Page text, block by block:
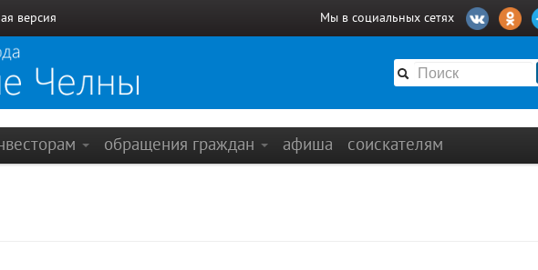
версия Мы в социальных сетях
обращения граждан афиша соискателям